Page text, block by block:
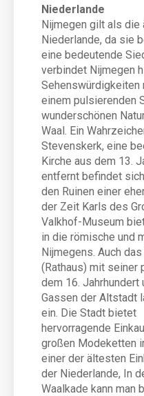
Niederlande
Nijmegen gilt als
Niederlande, da sie
eine bedeutende
verbindet Nijmegen
Sehenswürdigkeiten
einem pulsierenden
wunderschönen
Waal. Ein
Stevenskerk, eine
Kirche aus dem 13.
entfernt befindet
den Ruinen einer
der Zeit Karls des
Valkhof-Museum
in die römische und
Nijmegens. Auch
(Rathaus) mit seiner
dem 16. Jahrhundert
Gassen der Altstadt
ein. Die Stadt bietet
hervorragende
großen Modeketten
einer der ältesten
der Niederlande, In
Waalkade kann man